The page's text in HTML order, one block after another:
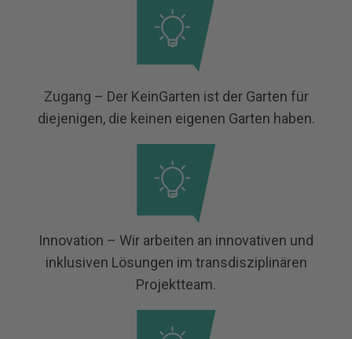
Zugang – Der KeinGarten ist der Garten für
diejenigen, die keinen eigenen Garten haben.
Innovation – Wir arbeiten an innovativen und
inklusiven Lösungen im transdisziplinären
Projektteam.